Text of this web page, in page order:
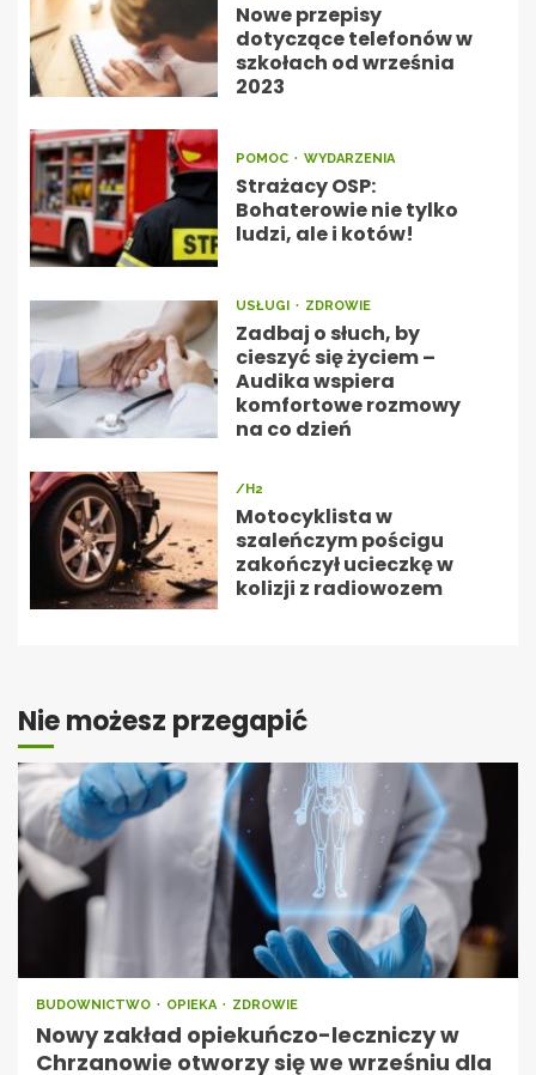
Nowe przepisy
dotyczące telefonów w
szkołach od września
2023
POMOC WYDARZENIA
Strażacy OSP:
Bohaterowie nie tylko
ludzi, ale i kotów!
USŁUGI ZDROWIE
Zadbaj o słuch, by
cieszyć się życiem –
Audika wspiera
komfortowe rozmowy
na co dzień
/H2
Motocyklista w
szaleńczym pościgu
zakończył ucieczkę w
kolizji z radiowozem
Nie możesz przegapić
BUDOWNICTWO OPIEKA ZDROWIE
Nowy zakład opiekuńczo-leczniczy w
Chrzanowie otworzy się we wrześniu dla